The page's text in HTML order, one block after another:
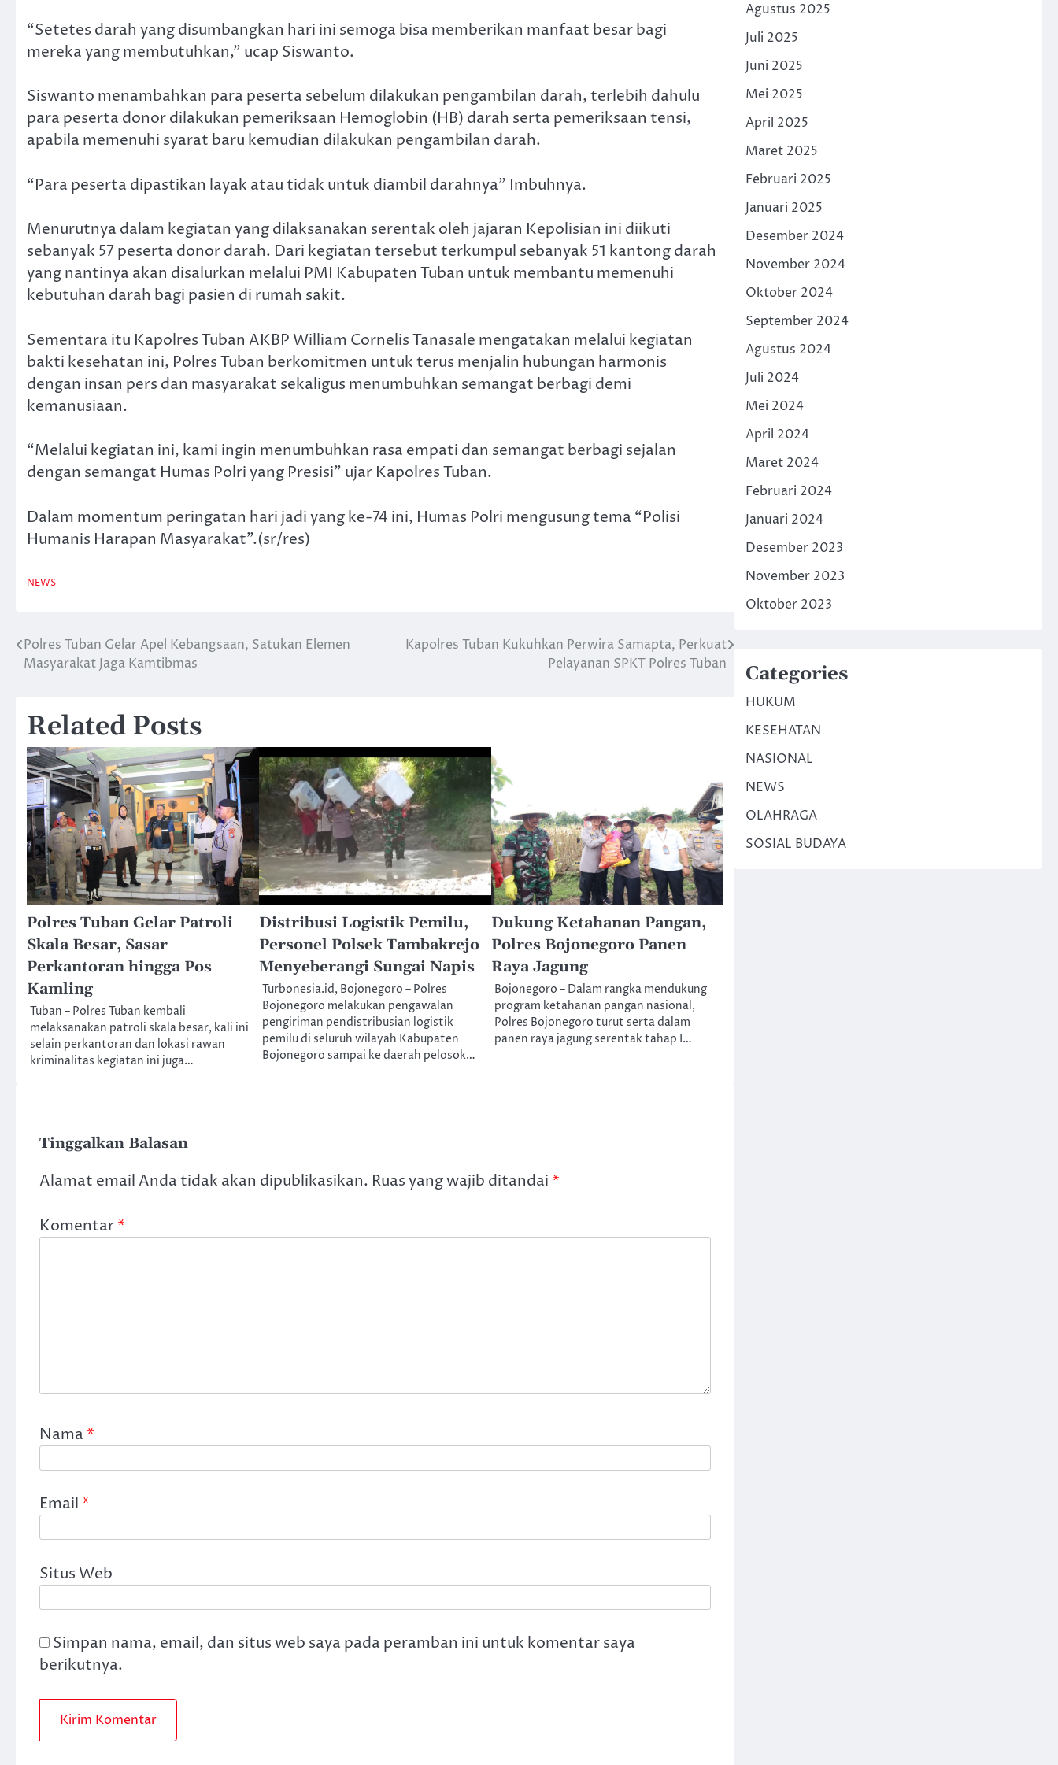
“Setetes darah yang disumbangkan hari ini semoga bisa memberikan manfaat besar bagi
mereka yang membutuhkan,” ucap Siswanto.
Siswanto menambahkan para peserta sebelum dilakukan pengambilan darah, terlebih dahulu
para peserta donor dilakukan pemeriksaan Hemoglobin (HB) darah serta pemeriksaan tensi,
apabila memenuhi syarat baru kemudian dilakukan pengambilan darah.
“Para peserta dipastikan layak atau tidak untuk diambil darahnya” Imbuhnya.
Menurutnya dalam kegiatan yang dilaksanakan serentak oleh jajaran Kepolisian ini diikuti
sebanyak 57 peserta donor darah. Dari kegiatan tersebut terkumpul sebanyak 51 kantong darah
yang nantinya akan disalurkan melalui PMI Kabupaten Tuban untuk membantu memenuhi
kebutuhan darah bagi pasien di rumah sakit.
Sementara itu Kapolres Tuban AKBP William Cornelis Tanasale mengatakan melalui kegiatan
bakti kesehatan ini, Polres Tuban berkomitmen untuk terus menjalin hubungan harmonis
dengan insan pers dan masyarakat sekaligus menumbuhkan semangat berbagi demi
kemanusiaan.
“Melalui kegiatan ini, kami ingin menumbuhkan rasa empati dan semangat berbagi sejalan
dengan semangat Humas Polri yang Presisi” ujar Kapolres Tuban.
Dalam momentum peringatan hari jadi yang ke-74 ini, Humas Polri mengusung tema “Polisi
Humanis Harapan Masyarakat”.(sr/res)
NEWS
Navigasi
Polres Tuban Gelar Apel Kebangsaan, Satukan Elemen
Masyarakat Jaga Kamtibmas
Kapolres Tuban Kukuhkan Perwira Samapta, Perkuat
Pelayanan SPKT Polres Tuban
Related Posts
Polres Tuban Gelar Patroli
Skala Besar, Sasar
Perkantoran hingga Pos
Kamling
Tuban – Polres Tuban kembali
melaksanakan patroli skala besar, kali ini
selain perkantoran dan lokasi rawan
kriminalitas kegiatan ini juga…
Distribusi Logistik Pemilu,
Personel Polsek Tambakrejo
Menyeberangi Sungai Napis
Turbonesia.id, Bojonegoro – Polres
Bojonegoro melakukan pengawalan
pengiriman pendistribusian logistik
pemilu di seluruh wilayah Kabupaten
Bojonegoro sampai ke daerah pelosok…
Dukung Ketahanan Pangan,
Polres Bojonegoro Panen
Raya Jagung
Bojonegoro – Dalam rangka mendukung
program ketahanan pangan nasional,
Polres Bojonegoro turut serta dalam
panen raya jagung serentak tahap I…
Tinggalkan Balasan
Alamat email Anda tidak akan dipublikasikan. Ruas yang wajib ditandai *
Komentar*
Nama *
Email *
Situs Web
Simpan nama, email, dan situs web saya pada peramban ini untuk komentar saya
berikutnya.
Agustus 2025
Juli 2025
Juni 2025
Mei 2025
April 2025
Maret 2025
Februari 2025
Januari 2025
Desember 2024
November 2024
Oktober 2024
September 2024
Agustus 2024
Juli 2024
Mei 2024
April 2024
Maret 2024
Februari 2024
Januari 2024
Desember 2023
November 2023
Oktober 2023
Categories
HUKUM
KESEHATAN
NASIONAL
NEWS
OLAHRAGA
SOSIAL BUDAYA